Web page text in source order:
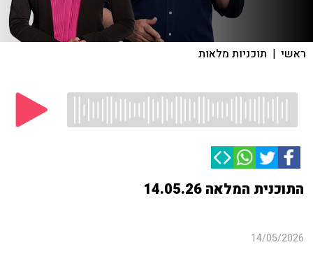
ראשי | תוכניות מלאות
התוכנית המלאה 14.05.26
14/05/2026